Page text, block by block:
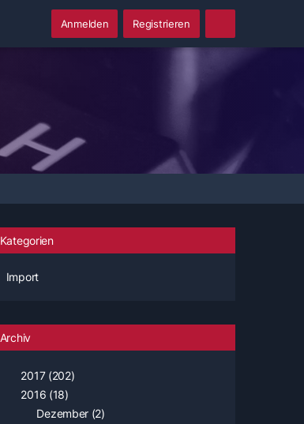
Anmelden Registrieren
Kategorien
Import
Archiv
2017 (202)
2016 (18)
Dezember (2)